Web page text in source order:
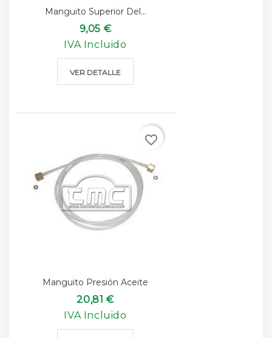
Manguito Superior Del...
9,05 €
IVA Incluido
VER DETALLE
Manguito Presión Aceite
20,81 €
IVA Incluido
favorite_border